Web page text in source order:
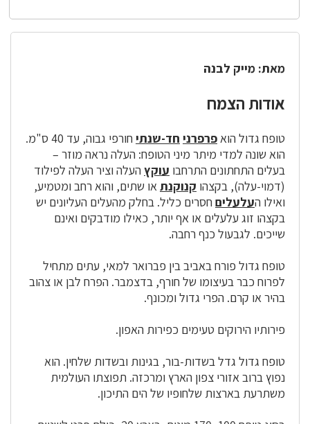
מאת: מייק לבנה
אודות הצמח
טופח גדול הואפרפרני חד-שנתי
חורפי גבוה, עד 40 ס"מ.
הוא שונה למדי מיתר מיני הטופח: העלה נראה מוזר –
בעלים התחתונים התרחבו עוקץ העלה וציר העלה לפילוד
(דמוי-עלה), בקצהו קנוקנתאו שתים, והוא רחב ומטמיע,
ואילו העלעלים חסרים כליל. בחלק מהעלים העליונים יש
בקצהו זוג עלעלים או אף יותר, כאילו מודבקים ואינם
שייכים. לגבעול כנף רחבה.
טופח גדול פורח באביב בין פברואר למאי, עתים מתחיל
לפרוח כבר בעיצומו של חורף, בדצמבר. הפרח לבן או צהוב
בהיר או קרם. הפרי גדול ומכונף.
פירותיו הירוקים טעימים כפירות האפון.
טופח גדול גדל בשדות-בור, בגינות ובשדות שלחין. הוא
נפוץ ברוב אזורי צפון הארץ ומרכזה. תפוצתו העולמית
משתרעת בארצות שלחופיו של הים התיכון.